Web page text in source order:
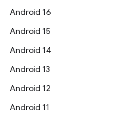
Android 16
Android 15
Android 14
Android 13
Android 12
Android 11